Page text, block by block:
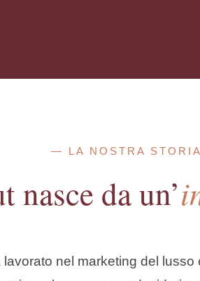
— LA NOSTRA STORIA
nasce da un’
nel marketing del